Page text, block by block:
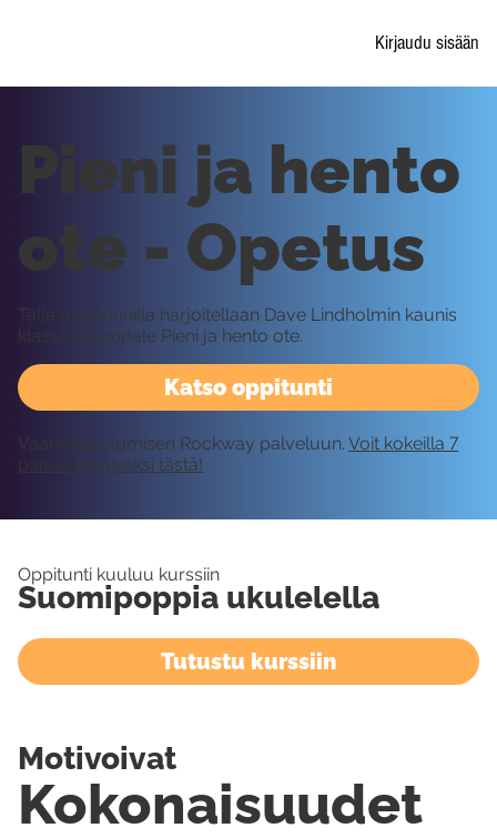
Kirjaudu sisään
Katso oppitunti
Pieni ja hento
ote - Opetus
Tällä oppitunnilla harjoitellaan Dave Lindholmin kaunis
klassikkokappale Pieni ja hento ote.
Vaatii kirjautumisen Rockway palveluun. Voit kokeilla 7
päivää ilmaiseksi tästä!
Oppitunti kuuluu kurssiin
Suomipoppia ukulelella
Tutustu kurssiin
Kokonaisuudet
Motivoivat